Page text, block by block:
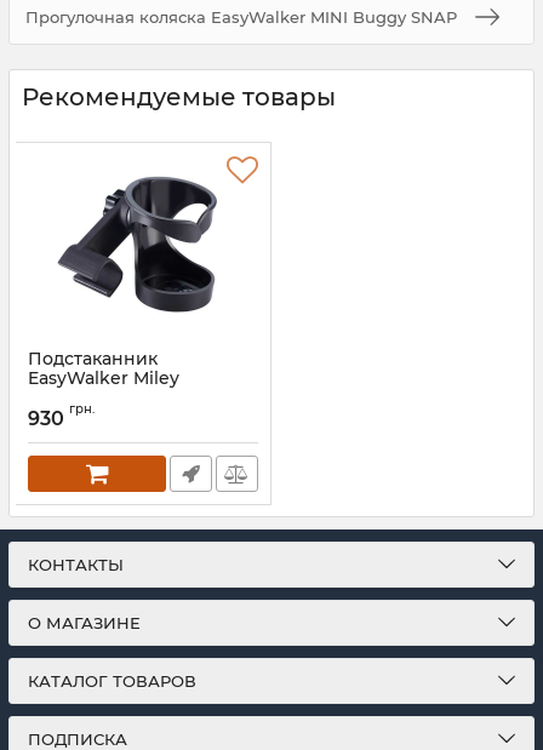
Прогулочная коляска EasyWalker MINI Buggy SNAP
Рекомендуемые товары
Подстаканник
EasyWalker Miley
930 грн.
КОНТАКТЫ
О МАГАЗИНЕ
КАТАЛОГ ТОВАРОВ
ПОДПИСКА